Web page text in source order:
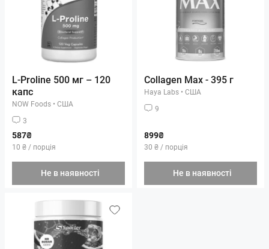
L-Proline 500 мг – 120
капс
NOW Foods • США
3
587₴
10 ₴ / порція
Не в наявності
Collagen Max - 395 г
Haya Labs • США
9
899₴
30 ₴ / порція
Не в наявності